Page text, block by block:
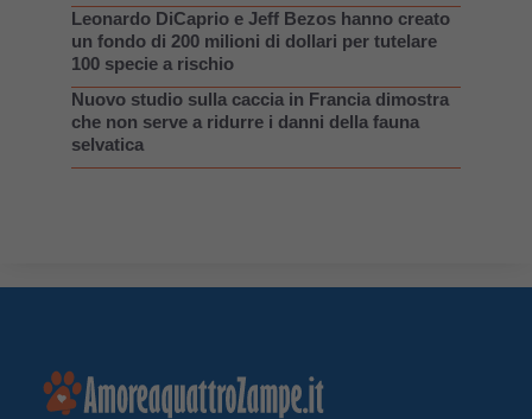
Leonardo DiCaprio e Jeff Bezos hanno creato
un fondo di 200 milioni di dollari per tutelare
100 specie a rischio
Nuovo studio sulla caccia in Francia dimostra
che non serve a ridurre i danni della fauna
selvatica